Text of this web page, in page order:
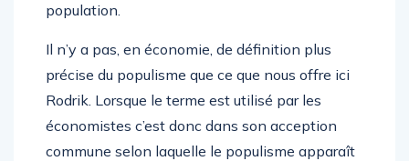
population.
Il n’y a pas, en économie, de définition plus
précise du populisme que ce que nous offre ici
Rodrik. Lorsque le terme est utilisé par les
économistes c’est donc dans son acception
commune selon laquelle le populisme apparaît